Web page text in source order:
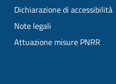
Dichiarazione di accessibilità
Note legali
Attuazione misure PNRR